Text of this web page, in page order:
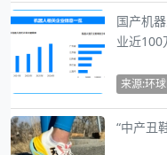
国产机
业近100
来源:环
“中产丑